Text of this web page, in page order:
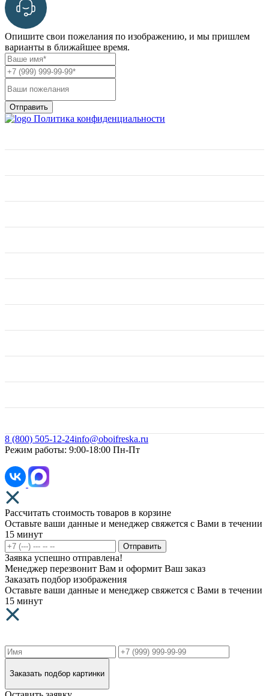
Опишите свои пожелания по изображению, и мы пришлем
варианты в ближайшее время.
Отправить
Политика конфиденциальности
8 (800) 505-12-24info@oboifreska.ru
Режим работы: 9:00-18:00 Пн-Пт
Рассчитать стоимость товаров в корзине
Оставьте ваши данные и менеджер свяжется с Вами в течении
15 минут
Отправить
Заявка успешно отправлена!
Менеджер перезвонит Вам и оформит Ваш заказ
Заказать подбор изображения
Оставьте ваши данные и менеджер свяжется с Вами в течении
15 минут
Заказать подбор картинки